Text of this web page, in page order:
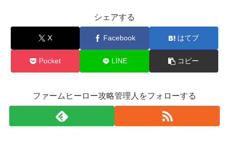
シェアする
X Facebook はてブ
Pocket LINE コピー
ファームヒーロー攻略管理人をフォローする